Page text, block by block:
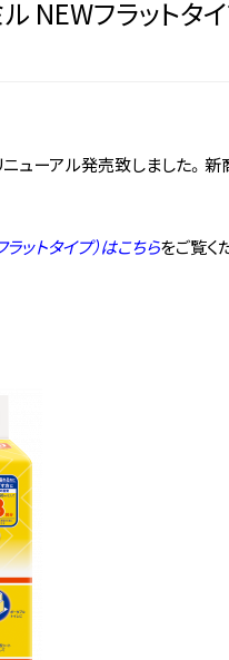
ル NEWフラットタ
リニューアル発売致しました
ットタイプ）はこちらをご覧く